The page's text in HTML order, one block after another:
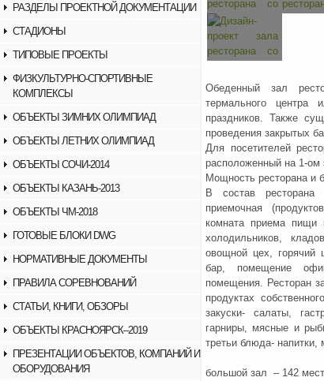
РАЗДЕЛЫ ПРОЕКТНОЙ ДОКУМЕНТАЦИИ
СТАДИОНЫ
ТИПОВЫЕ ПРОЕКТЫ
ФИЗКУЛЬТУРНО-СПОРТИВНЫЕ
КОМПЛЕКСЫ
ОБЪЕКТЫ ЗИМНИХ ОЛИМПИАД
ОБЪЕКТЫ ЛЕТНИХ ОЛИМПИАД
ОБЪЕКТЫ СОЧИ-2014
ОБЪЕКТЫ КАЗАНЬ-2013
ОБЪЕКТЫ ЧМ-2018
ГОТОВЫЕ БЛОКИ DWG
НОРМАТИВНЫЕ ДОКУМЕНТЫ
ПРАВИЛА СОРЕВНОВАНИЙ
СТАТЬИ, КНИГИ, ОБЗОРЫ
ОБЪЕКТЫ КРАСНОЯРСК–2019
ПРЕЗЕНТАЦИИ ОБЪЕКТОВ, КОМПАНИЙ И
ОБОРУДОВАНИЯ
Обеденный зал
термального центра
праздников. Также
проведения закрытых
Для посетителей
расположенный на 1-ом
Мощность ресторана и
В состав
приемочная
комната приема пищи
холодильников,
овощной цех, горячий
бар, помещение
помещения. Ресторан
продуктах
закуски- салаты,
гарниры, мясные и
третьи блюда- напитки,
большой зал – 142 мест